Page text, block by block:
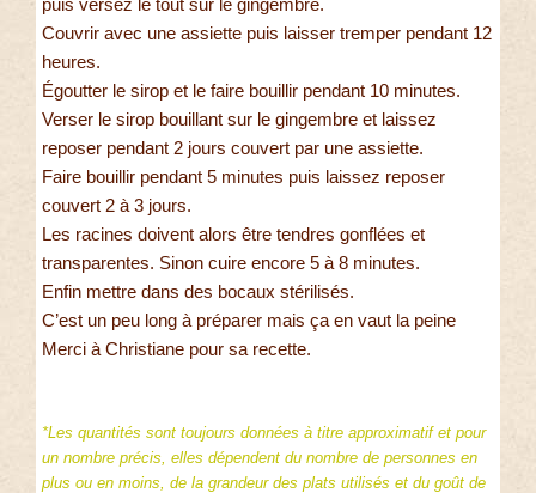
puis versez le tout sur le gingembre.
Couvrir avec une assiette puis laisser tremper pendant 12
heures.
Égoutter le sirop et le faire bouillir pendant 10 minutes.
Verser le sirop bouillant sur le gingembre et laissez
reposer pendant 2 jours couvert par une assiette.
Faire bouillir pendant 5 minutes puis laissez reposer
couvert 2 à 3 jours.
Les racines doivent alors être tendres gonflées et
transparentes. Sinon cuire encore 5 à 8 minutes.
Enfin mettre dans des bocaux stérilisés.
C’est un peu long à préparer mais ça en vaut la peine
Merci à Christiane pour sa recette.
*Les quantités sont toujours données à titre approximatif et pour
un nombre précis, elles dépendent du nombre de personnes en
plus ou en moins, de la grandeur des plats utilisés et du goût de